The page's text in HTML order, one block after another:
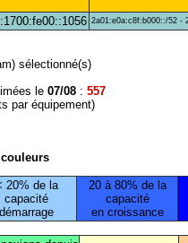
2a01:e0a:c8f:b000::/52 -
sélectionné(s)
le 07/08: 557
par équipement)
20% de la
capacité
démarrage
20 à 80% de la
capacité
en croissance